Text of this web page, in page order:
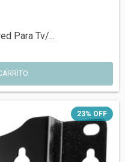
Para Tv/...
23% OFF